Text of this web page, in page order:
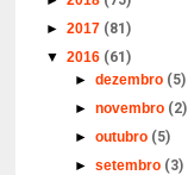
►2017 (81)
▼2016 (61)
►dezembro (5)
►novembro (2)
►outubro (5)
►setembro (3)